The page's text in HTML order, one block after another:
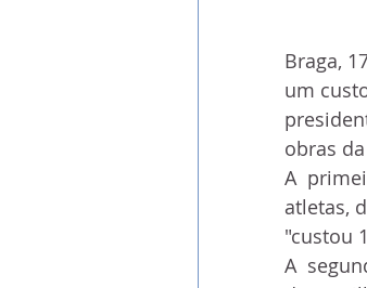
Braga,
um
obras
A
atletas,
"custou
A